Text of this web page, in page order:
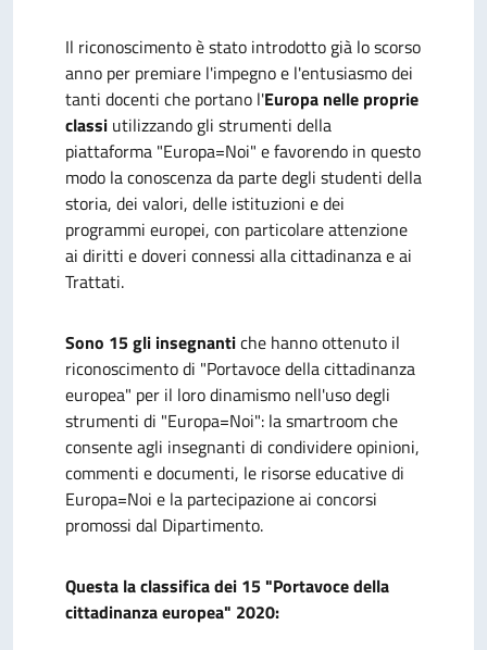
Il riconoscimento è stato introdotto già lo scorso
anno per premiare l'impegno e l'entusiasmo dei
tanti docenti che portano l'Europa nelle proprie
classi utilizzando gli strumenti della
piattaforma "Europa=Noi" e favorendo in questo
modo la conoscenza da parte degli studenti della
storia, dei valori, delle istituzioni e dei
programmi europei, con particolare attenzione
ai diritti e doveri connessi alla cittadinanza e ai
Trattati.
Sono 15 gli insegnantiche hanno ottenuto il
riconoscimento di "Portavoce della cittadinanza
europea" per il loro dinamismo nell'uso degli
strumenti di "Europa=Noi": la smartroom che
consente agli insegnanti di condividere opinioni,
commenti e documenti, le risorse educative di
Europa=Noi e la partecipazione ai concorsi
promossi dal Dipartimento.
Questa la classifica dei 15 "Portavoce della
cittadinanza europea" 2020: